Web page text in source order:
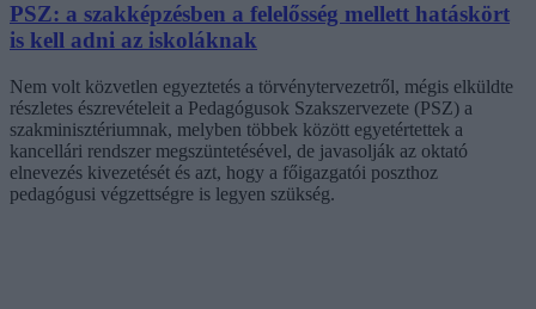
PSZ: a szakképzésben a felelősség mellett hatáskört
is kell adni az iskoláknak
Nem volt közvetlen egyeztetés a törvénytervezetről, mégis elküldte
részletes észrevételeit a Pedagógusok Szakszervezete (PSZ) a
szakminisztériumnak, melyben többek között egyetértettek a
kancellári rendszer megszüntetésével, de javasolják az oktató
elnevezés kivezetését és azt, hogy a főigazgatói poszthoz
pedagógusi végzettségre is legyen szükség.